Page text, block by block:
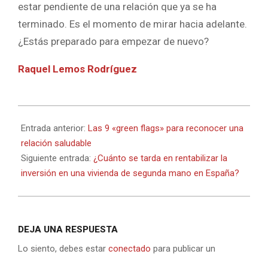
estar pendiente de una relación que ya se ha
terminado. Es el momento de mirar hacia adelante.
¿Estás preparado para empezar de nuevo?
Raquel Lemos Rodríguez
03-
14
Entrada anterior: Las 9 «green flags» para reconocer una
relación saludable
Siguiente entrada: ¿Cuánto se tarda en rentabilizar la
inversión en una vivienda de segunda mano en España?
DEJA UNA RESPUESTA
Lo siento, debes estar conectado para publicar un